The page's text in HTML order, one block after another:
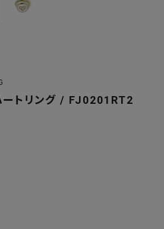
ートリング / FJ0201RT2